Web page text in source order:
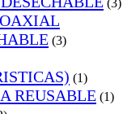
(3)
(3)
(1)
REUSABLE (1)